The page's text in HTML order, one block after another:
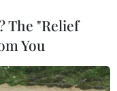
The "Relief
You